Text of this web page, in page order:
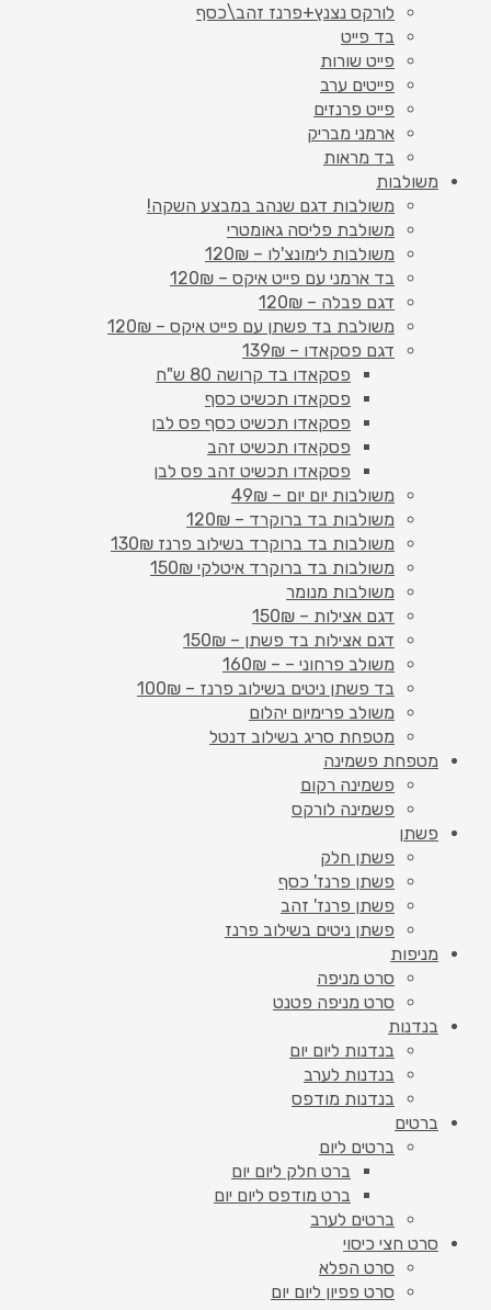
לורקס נצנץ+פרנז זהב\כסף
בד פייט
פייט שורות
פייטים ערב
פייט פרנזים
ארמני מבריק
בד מראות
משולבות
משולבות דגם שנהב במבצע השקה!
משולבת פליסה גאומטרי
משולבות לימונצ'לו – 120₪
בד ארמני עם פייט איקס – 120₪
דגם פבלה – 120₪
משולבת בד פשתן עם פייט איקס – 120₪
דגם פסקאדו – 139₪
פסקאדו בד קרושה 80 ש"ח
פסקאדו תכשיט כסף
פסקאדו תכשיט כסף פס לבן
פסקאדו תכשיט זהב
פסקאדו תכשיט זהב פס לבן
משולבות יום יום – 49₪
משולבות בד ברוקרד – 120₪
משולבות בד ברוקרד בשילוב פרנז 130₪
משולבות בד ברוקרד איטלקי 150₪
משולבות מנומר
דגם אצילות – 150₪
דגם אצילות בד פשתן – 150₪
משולב פרחוני – – 160₪
בד פשתן ניטים בשילוב פרנז – 100₪
משולב פרימיום יהלום
מטפחת סריג בשילוב דנטל
מטפחת פשמינה
פשמינה רקום
פשמינה לורקס
פשתן
פשתן חלק
פשתן פרנז' כסף
פשתן פרנז' זהב
פשתן ניטים בשילוב פרנז
מניפות
סרט מניפה
סרט מניפה פטנט
בנדנות
בנדנות ליום יום
בנדנות לערב
בנדנות מודפס
ברטים
ברטים ליום
ברט חלק ליום יום
ברט מודפס ליום יום
ברטים לערב
סרט חצי כיסוי
סרט הפלא
סרט פפיון ליום יום